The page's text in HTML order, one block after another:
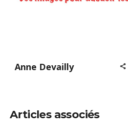
Anne Devailly
Articles associés